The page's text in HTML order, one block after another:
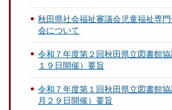
秋田県社会福祉審議会児童福祉専
会について
令和７年度第２回秋田県立図書館
１９日開催）要旨
令和７年度第１回秋田県立図書館
月２９日開催）要旨